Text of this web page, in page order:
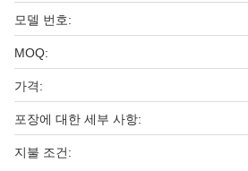
모델 번호:
MOQ:
가격:
포장에 대한 세부 사항:
지불 조건: